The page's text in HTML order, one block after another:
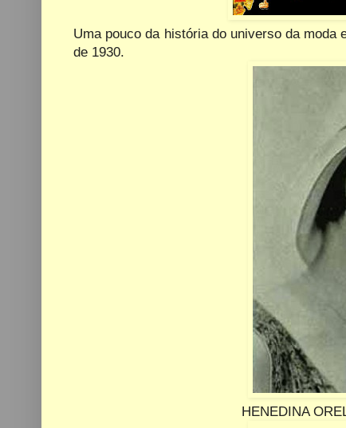
Uma pouco da história do universo da moda
de 1930.
HENEDINA